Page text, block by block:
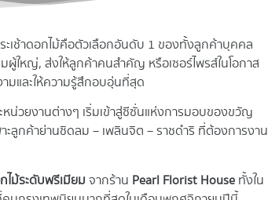
ะเช้าดอกไม้คือตัวเลือกอันดับ 1 ของทั้งลูกค้าบุคคล
ใหญ่, ส่งให้ลูกค้าคนสำคัญ หรือเซอร์ไพรส์ในโอกาส
มและให้ความรู้สึกอบอุ่นที่สุด
น่วยงานต่างๆ เริ่มเข้าสู่ซีซั่นแห่งการมอบของขวัญ
ะลูกค้าย่านชิดลม – เพลินจิต – ราชดำริ ที่ต้องการงาน
ไม้ระดับพรีเมียม จากร้าน Pearl Florist House ทั้งใน